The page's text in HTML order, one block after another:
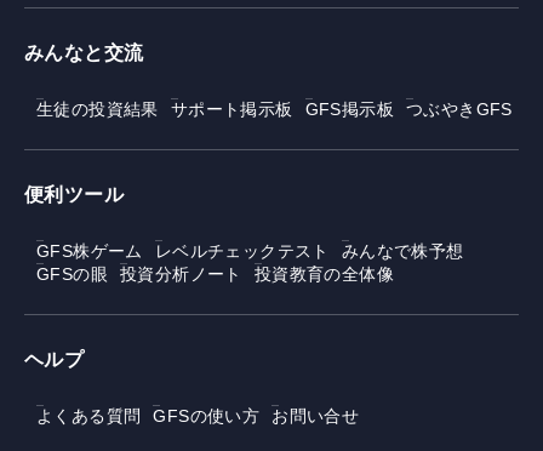
みんなと交流
生徒の投資結果 サポート掲示板 GFS掲示板 つぶやきGFS
便利ツール
GFS株ゲーム レベルチェックテスト
みんなで株予想
GFSの眼
投資分析ノート 投資教育の全体像
ヘルプ
よくある質問 GFSの使い方 お問い合せ